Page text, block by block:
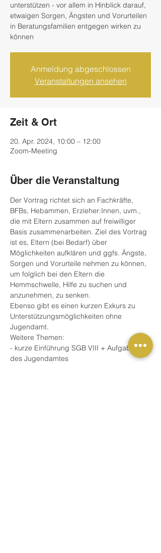
unterstützen - vor allem in Hinblick darauf,
etwaigen Sorgen, Ängsten und Vorurteilen
in Beratungsfamilien entgegen wirken zu
können
Anmeldung abgeschlossen
Veranstaltungen ansehen
Zeit & Ort
20. Apr. 2024, 10:00 – 12:00
Zoom-Meeting
Über die Veranstaltung
Der Vortrag richtet sich an Fachkräfte,
BFBs, Hebammen, Erzieher:Innen, uvm.,
die mit Eltern zusammen auf freiwilliger
Basis zusammenarbeiten. Ziel des Vortrag
ist es, Eltern (bei Bedarf) über
Möglichkeiten aufklären und ggfs. Ängste,
Sorgen und Vorurteile nehmen zu können,
um folglich bei den Eltern die
Hemmschwelle, Hilfe zu suchen und
anzunehmen, zu senken.
Ebenso gibt es einen kurzen Exkurs zu
Unterstützungsmöglichkeiten ohne
Jugendamt.
Weitere Themen:
- kurze Einführung SGB VIII + Aufgaben
des Jugendamtes